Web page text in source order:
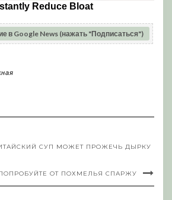
в Google News (нажать "Подписаться")
СУП МОЖЕТ ПРОЖЕЧЬ ДЫРКУ
ОТ ПОХМЕЛЬЯ СПАРЖУ